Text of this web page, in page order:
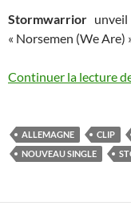
Stormwarrior
« Norsemen (We Are)
Continuer la lecture
ALLEMAGNE CLIP
NOUVEAU SINGLE